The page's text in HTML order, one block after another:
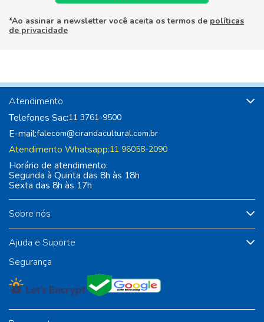
*Ao assinar a newsletter você aceita os termos de políticas
de privacidade
Sobre nós
Ajuda e Suporte
Atendimento
Telefones Sac:11 3761-9500
E-mail:falecom@cirandacultural.com.br
Atendimento Whatsapp:11 96058-2090
Horário de atendimento:
Segunda à Quinta das 8h às 18h
Sexta das 8h às 17h
Segurança